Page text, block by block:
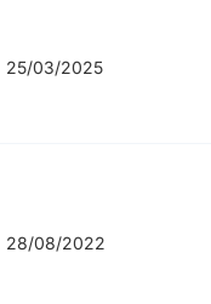
25/03/2025
28/08/2022